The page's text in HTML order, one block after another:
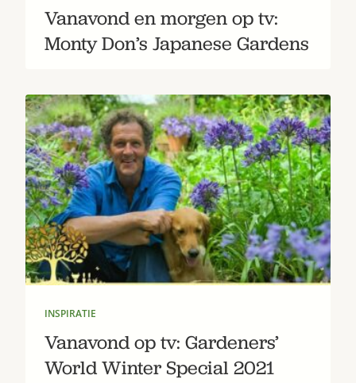
Vanavond en morgen op tv:
Monty Don’s Japanese Gardens
INSPIRATIE
Vanavond op tv: Gardeners’
World Winter Special 2021